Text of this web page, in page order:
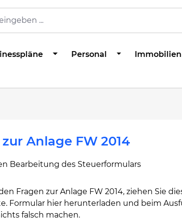
Personal Immobilien
Anlage FW 2014
Bearbeitung des Steuerformulars
Fragen zur Anlage FW 2014, ziehen Sie
Formular hier herunterladen und beim
falsch machen.